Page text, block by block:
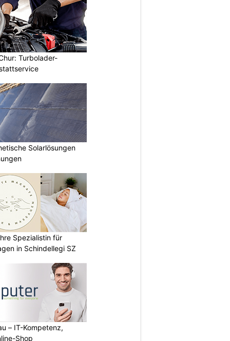
Turbolader-
Solarlösungen
Spezialistin für
in Schindellegi SZ
– IT-Kompetenz,
Shop